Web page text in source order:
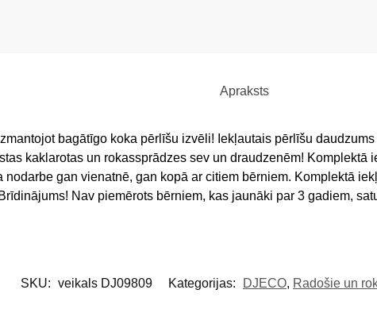
Apraksts
bagātīgo koka pērlīšu izvēli! Iekļautais pērlīšu
kaklarotas un rokassprādzes sev un draudzenēm!
gan vienatnē, gan kopā ar citiem bērniem. Komplektā
Nav piemērots bērniem, kas jaunāki par 3 gadiem,
SKU: veikals DJ09809 Kategorijas: DJECO, Radošie un